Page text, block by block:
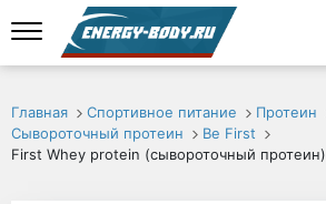
Главная Спортивное питание
Протеин
Сывороточный протеин
Be First
First Whey protein (сывороточный протеин)